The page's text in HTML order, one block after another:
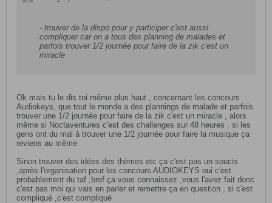
- trouver de la dispo pour y participer c'est aussi
compliquer car on a tous des planning de malades et
parfois trouver 1/2 journée pour faire de la zik c'est un
miracle
Ok mais tu le dis toi même plus haut , concernant les concours
Audiokeys, que tout le monde a des plannings de malade et parfois
trouver une 1/2 journée pour faire de la zik c'est un miracle , alors
même si Noctaventures c'est des challenges sur 48 heures , si les
gens ont du mal à trouver une 1/2 journée pour faire la musique ça
reviens au même
Sinon trouver des idées des thèmes etc ça c'est pas un soucis
,après l'organisation pour les concours AUDIOKEYS oui c'est
probablement du taf ,bref ça vous connaissez ,vous l'avez fait donc
c'est pas moi qui vais en parler et remettre ça en question , si c'est
compliqué ,c'est compliqué